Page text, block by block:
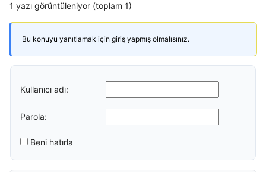
1 yazı görüntüleniyor (toplam 1)
Bu konuyu yanıtlamak için giriş yapmış olmalısınız.
Kullanıcı adı:
Parola:
Beni hatırla